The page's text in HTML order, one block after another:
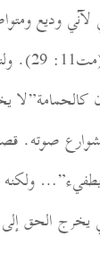
لآني وديع
راحة
كالحمامة”لا
صوته.
يطفيء”…